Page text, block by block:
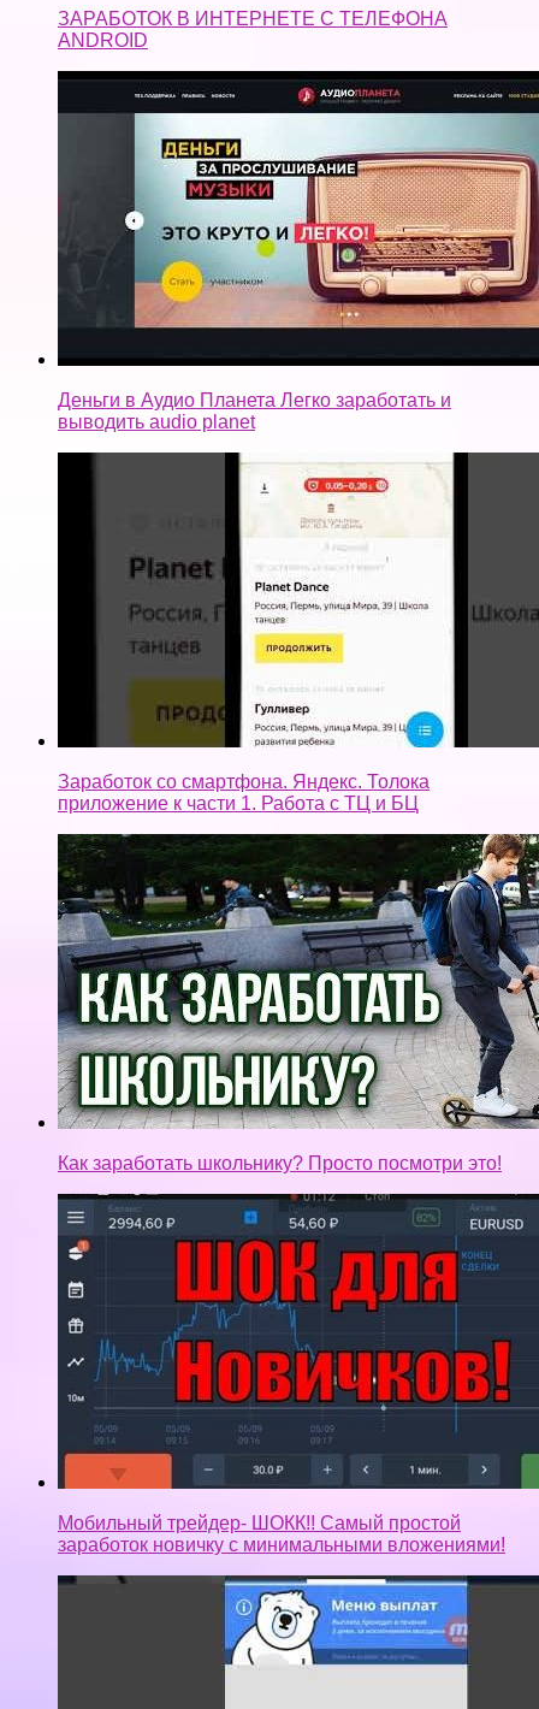
ЗАРАБОТОК В ИНТЕРНЕТЕ С ТЕЛЕФОНА
ANDROID
Деньги в Аудио Планета Легко заработать и
выводить audio planet
Заработок со смартфона. Яндекс. Толока
приложение к части 1. Работа с ТЦ и БЦ
Как заработать школьнику? Просто посмотри это!
Мобильный трейдер- ШОКК!! Самый простой
заработок новичку с минимальными вложениями!